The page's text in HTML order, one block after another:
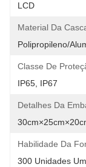
LCD
Material Da
Polipropileno/
Classe De
IP65, IP67
Detalhes Da
Habilidade Da
300 Unidades